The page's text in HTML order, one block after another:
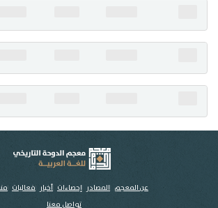
عن المعجم المصادر إحصاءات أخبار فعاليات
تواصل معنا